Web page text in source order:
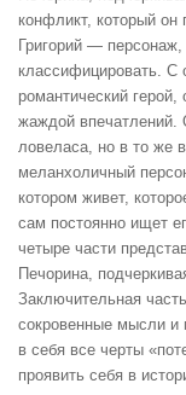
конфликт, который он
Григорий — персонаж,
классифицировать. С
романтический
жаждой
ловеласа, но в то же
меланхоличный
котором живет,
сам постоянно ищет
четыре части
Печорина,
Заключительная
сокровенные мысли и
в себя все черты
проявить себя в